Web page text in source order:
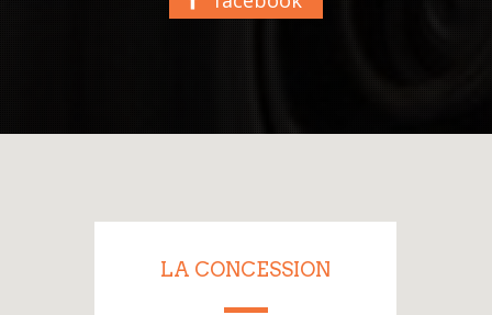
LA CONCESSION